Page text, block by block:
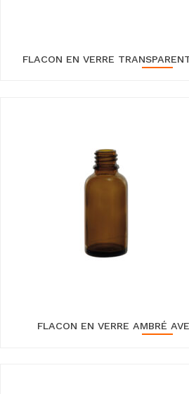
FLACON EN VERRE
FLACON EN VERRE AMBRÉ